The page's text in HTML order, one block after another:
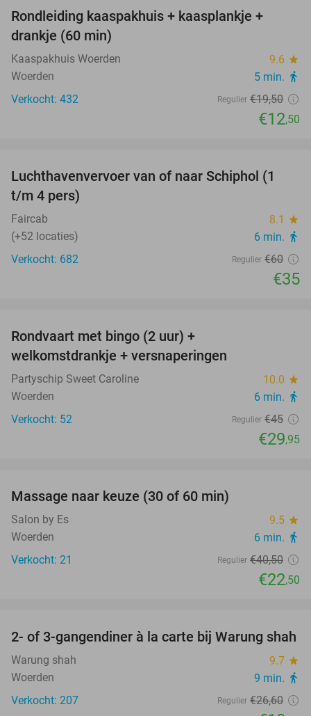
Rondleiding kaaspakhuis + kaasplankje +
drankje (60 min)
Kaaspakhuis Woerden 9.6 star
Woerden 5 min. directions_walk
Verkocht: 432 Regulier €19,50
€12,50
42%
Luchthavenvervoer van of naar Schiphol (1
t/m 4 pers)
Faircab 8.1 star
(+52 locaties) 6 min. directions_walk
Verkocht: 682 Regulier €60
€35
Rondvaart met bingo (2 uur) +
welkomstdrankje + versnaperingen
Partyschip Sweet Caroline 10.0 star
Woerden 6 min. directions_walk
Verkocht: 52 Regulier €45
€29,95
Massage naar keuze (30 of 60 min)
Salon by Es 9.5 star
Woerden 6 min. directions_walk
Verkocht: 21 Regulier €40,50
€22,50
30%
2- of 3-gangendiner à la carte bij Warung shah
Warung shah 9.7 star
Woerden 9 min. directions_walk
Verkocht: 207 Regulier €26,60